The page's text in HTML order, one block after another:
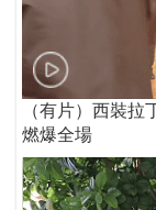
（有片）西裝
燃爆全場